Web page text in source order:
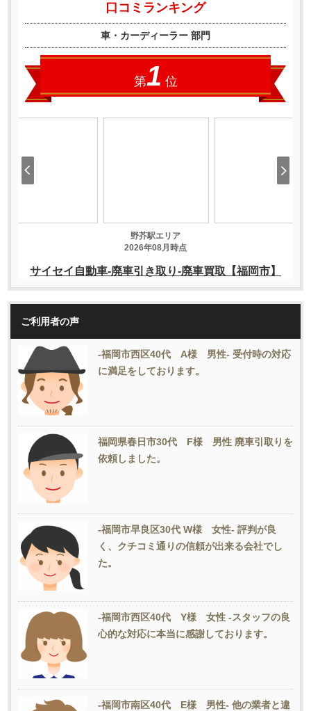
ご利用者の声
-福岡市西区40代 A様 男性- 受付時の対応
に満足をしております。
福岡県春日市30代 F様 男性 廃車引取りを
依頼しました。
-福岡市早良区30代 W様 女性- 評判が良
く、クチコミ通りの信頼が出来る会社でし
た。
-福岡市西区40代 Y様 女性 -スタッフの良
心的な対応に本当に感謝しております。
-福岡市南区40代 E様 男性- 他の業者と違